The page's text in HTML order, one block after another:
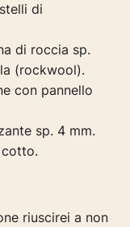
di
di roccia sp.
(rockwool).
con pannello
sp. 4 mm.
riuscirei a non